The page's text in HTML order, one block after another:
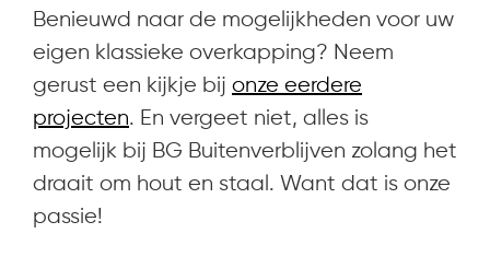
Benieuwd naar de mogelijkheden voor uw
eigen klassieke overkapping? Neem
gerust een kijkje bij onze eerdere
projecten. En vergeet niet, alles is
mogelijk bij BG Buitenverblijven zolang het
draait om hout en staal. Want dat is onze
passie!